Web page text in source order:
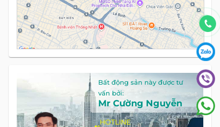
Bất động sản này được tư
vấn bởi:
Mr Cường Nguyễn
HOTLINE